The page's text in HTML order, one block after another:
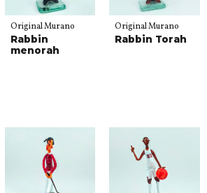
Original Murano
Rabbin
menorah
Original Murano
Rabbin Torah